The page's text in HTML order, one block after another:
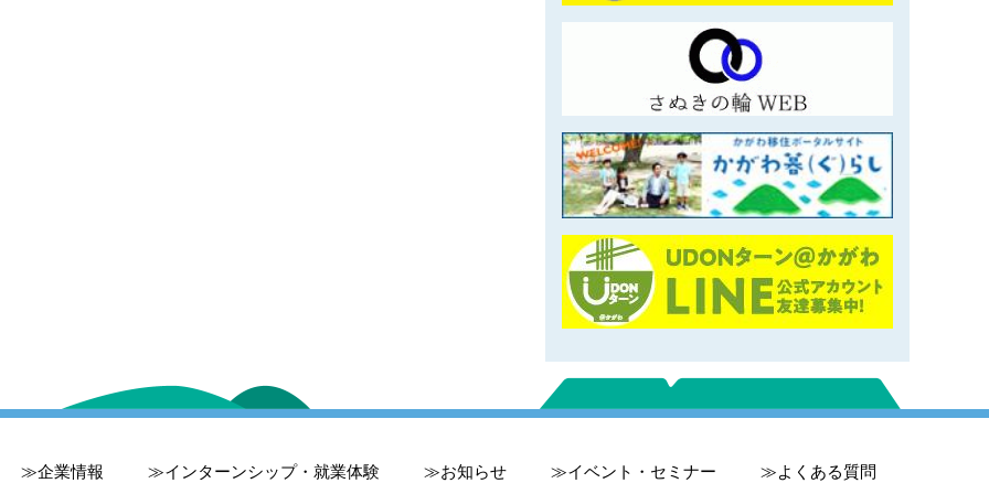
企業情報 インターンシップ・就業体験 お知らせ イベント・セミナー よくある質問